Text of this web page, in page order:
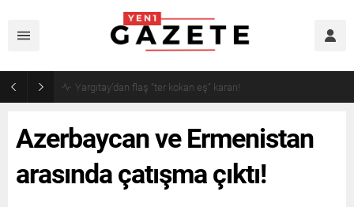
Narin cinayetinde amcadan olay mektup!
Azerbaycan ve Ermenistan
arasında çatışma çıktı!